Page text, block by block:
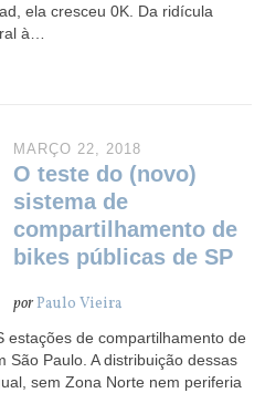
ela cresceu 0K. Da ridícula
à…
MARÇO 22, 2018
O teste do (novo)
sistema de
compartilhamento de
bikes públicas de SP
porPaulo Vieira
estações de compartilhamento de
São Paulo. A distribuição dessas
sem Zona Norte nem periferia